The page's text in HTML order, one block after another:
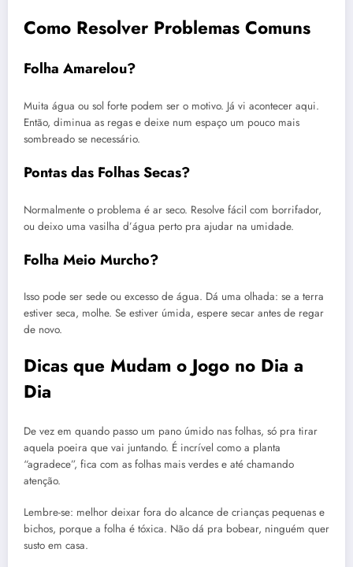
Como Resolver Problemas Comuns
Folha Amarelou?
Muita água ou sol forte podem ser o motivo. Já vi acontecer aqui.
Então, diminua as regas e deixe num espaço um pouco mais
sombreado se necessário.
Pontas das Folhas Secas?
Normalmente o problema é ar seco. Resolve fácil com borrifador,
ou deixo uma vasilha d’água perto pra ajudar na umidade.
Folha Meio Murcho?
Isso pode ser sede ou excesso de água. Dá uma olhada: se a terra
estiver seca, molhe. Se estiver úmida, espere secar antes de regar
de novo.
Dicas que Mudam o Jogo no Dia a
Dia
De vez em quando passo um pano úmido nas folhas, só pra tirar
aquela poeira que vai juntando. É incrível como a planta
“agradece”, fica com as folhas mais verdes e até chamando
atenção.
Lembre-se: melhor deixar fora do alcance de crianças pequenas e
bichos, porque a folha é tóxica. Não dá pra bobear, ninguém quer
susto em casa.